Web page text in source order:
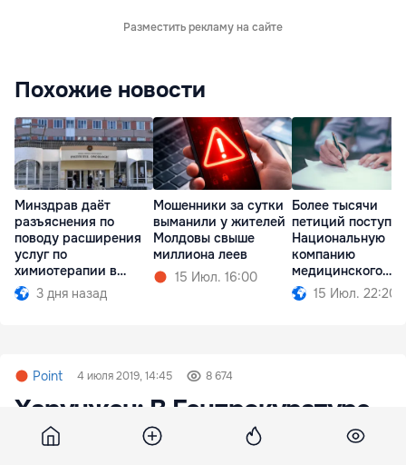
Разместить рекламу на сайте
Похожие новости
Минздрав даёт
разъяснения по
поводу расширения
услуг по
химиотерапии в
районах
3 дня назад
Мошенники за сутки
выманили у жителей
Молдовы свыше
миллиона леев
15 Июл. 16:00
Более тысячи
петиций
Национальную
компанию
медицинского
страхования
15 Июл. 22:20
Point 4 июля 2019, 14:45 8 674
Харунжен: В Генпрокуратуре
нет приложения к отчету Kroll-